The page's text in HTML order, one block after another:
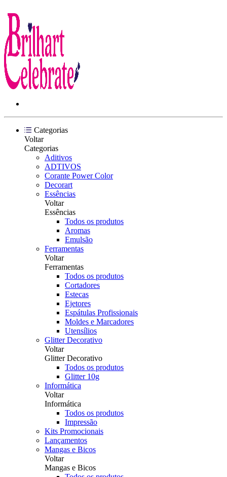
Categorias
Voltar
Categorias
Aditivos
ADTIVOS
Corante Power Color
Decorart
Essências
Voltar
Essências
Todos os produtos
Aromas
Emulsão
Ferramentas
Voltar
Ferramentas
Todos os produtos
Cortadores
Estecas
Ejetores
Espátulas Profissionais
Moldes e Marcadores
Utensílios
Glitter Decorativo
Voltar
Glitter Decorativo
Todos os produtos
Glitter 10g
Informática
Voltar
Informática
Todos os produtos
Impressão
Kits Promocionais
Lançamentos
Mangas e Bicos
Voltar
Mangas e Bicos